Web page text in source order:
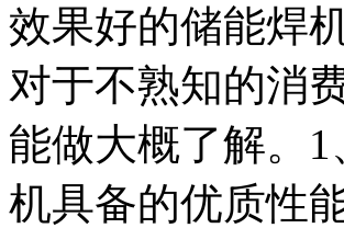
效果好的储能焊
对于不熟知的消
能做大概了解。
机具备的优质性